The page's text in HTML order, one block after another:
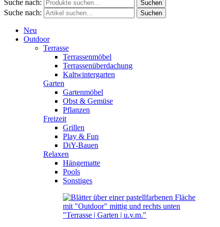
Suche nach:
Suche nach:
Neu
Outdoor
Terrasse
Terrassenmöbel
Terrassenüberdachung
Kaltwintergarten
Garten
Gartenmöbel
Obst & Gemüse
Pflanzen
Freizeit
Grillen
Play & Fun
DiY-Bauen
Relaxen
Hängematte
Pools
Sonstiges